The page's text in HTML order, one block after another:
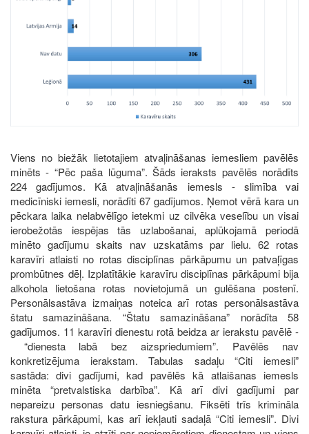
Viens no biežāk lietotajiem atvaļināšanas iemesliem pavēlēs
minēts - “Pēc paša lūguma”. Šāds ieraksts pavēlēs norādīts
224 gadījumos. Kā atvaļināšanās iemesls - slimība vai
medicīniski iemesli, norādīti 67 gadījumos. Ņemot vērā kara un
pēckara laika nelabvēlīgo ietekmi uz cilvēka veselību un visai
ierobežotās iespējas tās uzlabošanai, aplūkojamā periodā
minēto gadījumu skaits nav uzskatāms par lielu. 62 rotas
karavīri atlaisti no rotas disciplīnas pārkāpumu un patvaļīgas
prombūtnes dēļ. Izplatītākie karavīru disciplīnas pārkāpumi bija
alkohola lietošana rotas novietojumā un gulēšana postenī.
Personālsastāva izmaiņas noteica arī rotas personālsastāva
štatu samazināšana. “Štatu samazināšana” norādīta 58
gadījumos. 11 karavīri dienestu rotā beidza ar ierakstu pavēlē -
“dienesta labā bez aizspriedumiem”. Pavēlēs nav
konkretizējuma ierakstam. Tabulas sadaļu “Citi iemesli”
sastāda: divi gadījumi, kad pavēlēs kā atlaišanas iemesls
minēta “pretvalstiska darbība”. Kā arī divi gadījumi par
nepareizu personas datu iesniegšanu. Fiksēti trīs krimināla
rakstura pārkāpumi, kas arī iekļauti sadaļā “Citi iemesli”. Divi